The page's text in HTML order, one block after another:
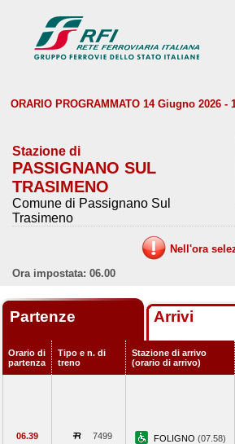
ORARIO PROGRAMMATO 14 Giugno 2026 -
Stazione di
PASSIGNANO SUL
TRASIMENO
Comune di Passignano Sul
Trasimeno
Nell'ora
Ora impostata: 06.00
Partenze Arrivi
Orario di
partenza
Tipo e n. di
treno
Stazione di arrivo
(orario di arrivo)
06.39 7499 FOLIGNO (07.58)